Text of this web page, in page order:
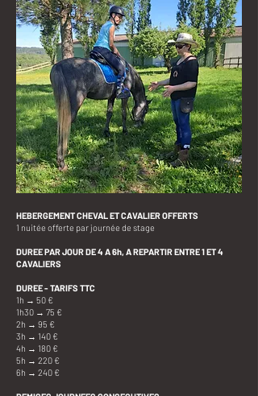
HEBERGEMENT CHEVAL ET CAVALIER OFFERTS
1 nuitée offerte par journée de stage
DUREE PAR JOUR DE 4 A 6h, A REPARTIR ENTRE 1 ET 4
CAVALIERS
DUREE - TARIFS TTC
1h → 50 €
1h30 → 75 €
2h → 95 €
3h → 140 €
4h → 180 €
5h → 220 €
6h → 240 €